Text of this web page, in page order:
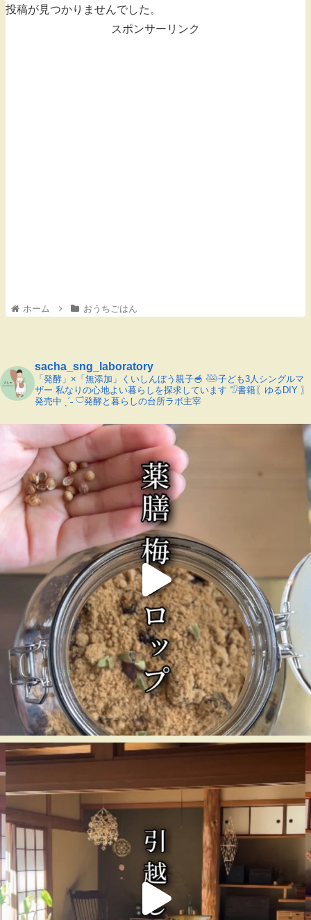
投稿が見つかりませんでした。
スポンサーリンク
ホーム おうちごはん
sacha_sng_laboratory
「発酵」×「無添加」くいしんぼう親子🥣 𓅸子ども3人シングルマ
ザー 私なりの心地よい暮らしを探求しています 𓅿書籍〖ゆるDIY 〗
発売中 ˎˊ˗𓎩発酵と暮らしの台所ラボ主宰